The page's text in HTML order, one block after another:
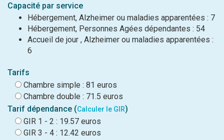
Capacité par service
Hébergement, Alzheimer ou maladies apparentées : 7
Hébergement, Personnes Agées dépendantes : 54
Accueil de jour , Alzheimer ou maladies apparentées :
6
Tarifs
Chambre simple : 81 euros
Chambre double : 71.5 euros
Tarif dépendance (Calculer le GIR)
GIR 1 - 2 : 19.57 euros
GIR 3 - 4 : 12.42 euros